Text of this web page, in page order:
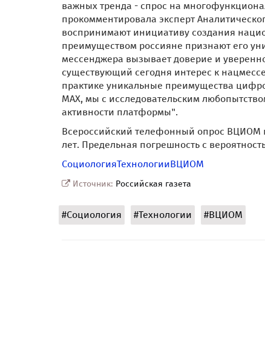
важных тренда - спрос на
прокомментировала эксперт
воспринимают инициативу создания
преимуществом россияне признают его
мессенджера вызывает доверие и
существующий сегодня интерес к
практике уникальные преимущества
МАХ, мы с исследовательским
активности платформы".
Всероссийский телефонный опрос ВЦИОМ
лет. Предельная погрешность с
СоциологияТехнологииВЦИОМ
Источник: Российская газета
#Социология #Технологии #ВЦИОМ